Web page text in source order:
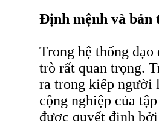
Ðịnh mệnh và bản
Trong hệ thống
trò rất quan trọng.
ra trong kiếp người
cộng nghiệp của
được quyết định